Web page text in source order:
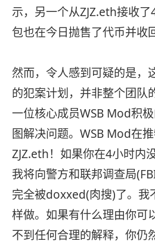
示，另一个从ZJZ.eth接收
包也在今日抛售了代币并收
然而，令人感到可疑的是，
的犯案计划，并非整个团队
一位核心成员WSB Mod积
图解决问题。WSB Mod在
ZJZ.eth！如果你在4小时内
我将向警方和联邦调查局
完全被doxxed(肉搜)了。我
样做。如果有什么理由你可
不到任何合理的解释，你仍